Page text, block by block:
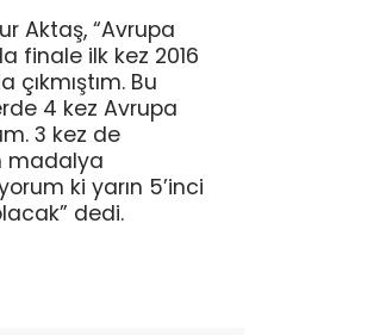
Aktaş, “Avrupa
finale ilk kez 2016
çıkmıştım. Bu
4 kez Avrupa
3 kez de
madalya
ki yarın 5’inci
dedi.